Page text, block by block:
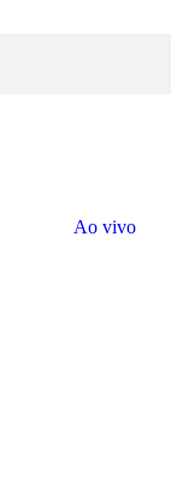
Ao vivo